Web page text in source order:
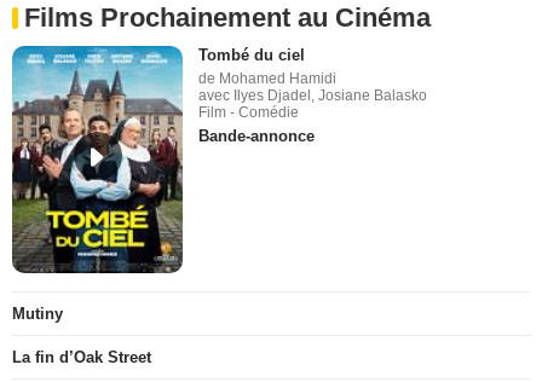
Films Prochainement au Cinéma
Tombé du ciel
de Mohamed Hamidi
avec Ilyes Djadel, Josiane Balasko
Film - Comédie
Bande-annonce
Mutiny
La fin d’Oak Street